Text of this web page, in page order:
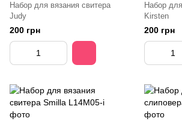
Набор для вязания свитера
Judy
200 грн
Набор
Kirsten
200 грн